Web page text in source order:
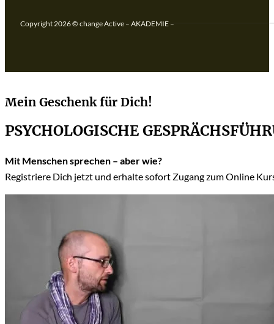
Copyright 2026 © change Active – AKADEMIE –
Mein Geschenk für Dich!
PSYCHOLOGISCHE
Mit Menschen sprechen – aber wie?
Registriere Dich jetzt und erhalte sofort Zugang zum Online